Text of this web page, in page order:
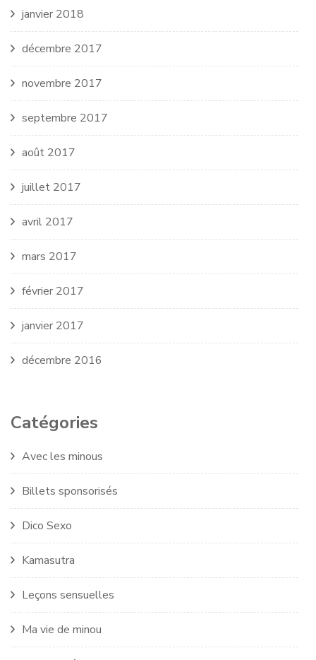
janvier 2018
décembre 2017
novembre 2017
septembre 2017
août 2017
juillet 2017
avril 2017
mars 2017
février 2017
janvier 2017
décembre 2016
Catégories
Avec les minous
Billets sponsorisés
Dico Sexo
Kamasutra
Leçons sensuelles
Ma vie de minou